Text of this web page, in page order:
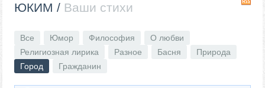
ЮКИМ / Ваши стихи
Все Юмор Философия
О любви
Религиозная лирика
Разное Басня
Природа
Город
Гражданин